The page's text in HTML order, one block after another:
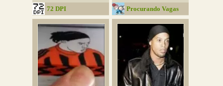
72 DPI
Procurando Vagas